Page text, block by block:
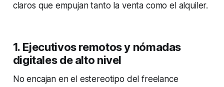
claros que empujan tanto la venta como el alquiler.
1. Ejecutivos remotos y nómadas
digitales de alto nivel
No encajan en el estereotipo del freelance